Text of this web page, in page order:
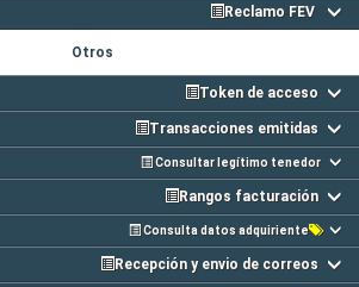
Reclamo FEV
Otros
Token de acceso
Transacciones emitidas
Consultar legítimo tenedor
Rangos facturación
Consulta datos adquiriente
Recepción y envio de correos